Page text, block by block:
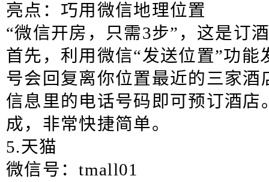
亮点：巧用微信地理位置
“微信开房，只需3步”，这是订
首先，利用微信“发送位置”功
号会回复离你位置最近的三家
信息里的电话号码即可预订酒
成，非常快捷简单。
5.天猫
微信号：tmall01